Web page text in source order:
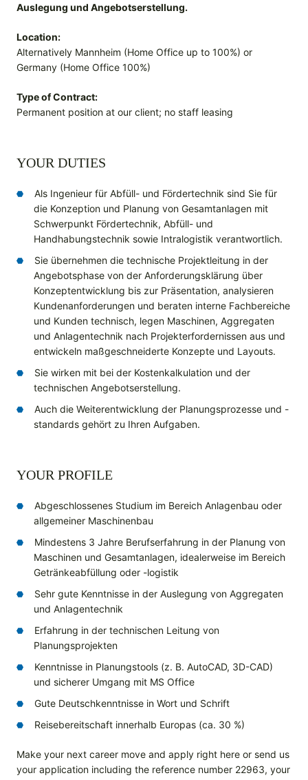
Auslegung und Angebotserstellung.
Location:
Alternatively Mannheim (Home Office up to 100%) or
Germany (Home Office 100%)
Type of Contract:
Permanent position at our client; no staff leasing
YOUR DUTIES
Als Ingenieur für Abfüll- und Fördertechnik sind Sie für
die Konzeption und Planung von Gesamtanlagen mit
Schwerpunkt Fördertechnik, Abfüll- und
Handhabungstechnik sowie Intralogistik verantwortlich.
Sie übernehmen die technische Projektleitung in der
Angebotsphase von der Anforderungsklärung über
Konzeptentwicklung bis zur Präsentation, analysieren
Kundenanforderungen und beraten interne Fachbereiche
und Kunden technisch, legen Maschinen, Aggregaten
und Anlagentechnik nach Projekterfordernissen aus und
entwickeln maßgeschneiderte Konzepte und Layouts.
Sie wirken mit bei der Kostenkalkulation und der
technischen Angebotserstellung.
Auch die Weiterentwicklung der Planungsprozesse und -
standards gehört zu Ihren Aufgaben.
YOUR PROFILE
Abgeschlossenes Studium im Bereich Anlagenbau oder
allgemeiner Maschinenbau
Mindestens 3 Jahre Berufserfahrung in der Planung von
Maschinen und Gesamtanlagen, idealerweise im Bereich
Getränkeabfüllung oder -logistik
Sehr gute Kenntnisse in der Auslegung von Aggregaten
und Anlagentechnik
Erfahrung in der technischen Leitung von
Planungsprojekten
Kenntnisse in Planungstools (z. B. AutoCAD, 3D-CAD)
und sicherer Umgang mit MS Office
Gute Deutschkenntnisse in Wort und Schrift
Reisebereitschaft innerhalb Europas (ca. 30 %)
Make your next career move and apply right here or send us
your application including the reference number 22963, your